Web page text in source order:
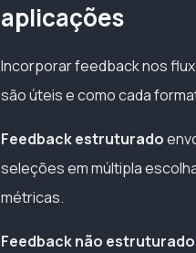
aplicações
Incorporar feedback nos
são úteis e como cada
Feedback estruturado
seleções em múltipla
métricas.
Feedback não estruturado